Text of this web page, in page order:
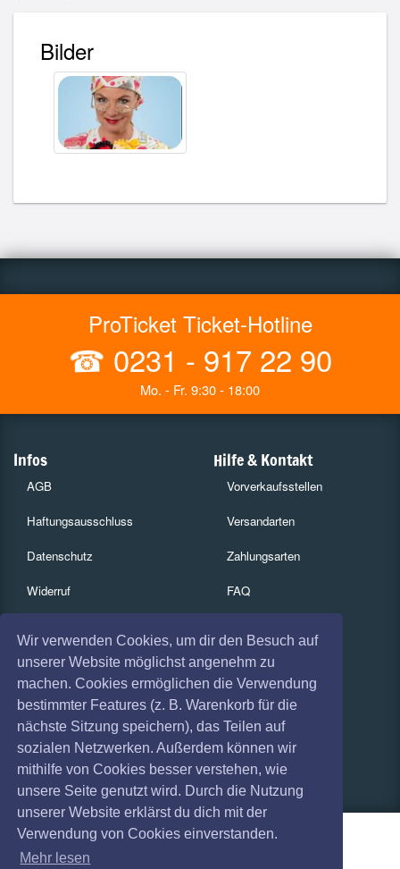
Wir verwenden Cookies, um dir den Besuch auf
unserer Website möglichst angenehm zu
machen. Cookies ermöglichen die Verwendung
bestimmter Features (z. B. Warenkorb für die
nächste Sitzung speichern), das Teilen auf
sozialen Netzwerken. Außerdem können wir
mithilfe von Cookies besser verstehen, wie
unsere Seite genutzt wird. Durch die Nutzung
unserer Website erklärst du dich mit der
Verwendung von Cookies einverstanden.
Mehr lesen
Bilder
ProTicket Ticket-Hotline
☎ 0231 - 917 22 90
Mo. - Fr. 9:30 - 18:00
Infos
AGB
Haftungsausschluss
Datenschutz
Widerruf
Absagen
Hilfe & Kontakt
Vorverkaufsstellen
Versandarten
Zahlungsarten
FAQ
Services
Gutscheine
Geschäftskunden
Kartenrückgabe
Besucherregistrierung